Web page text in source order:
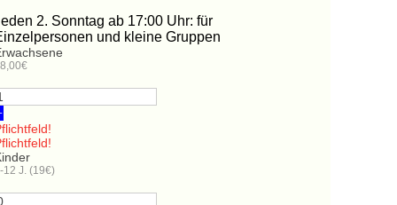
2. Sonntag ab 17:00 Uhr: für
und kleine Gruppen
12 J. (19€)